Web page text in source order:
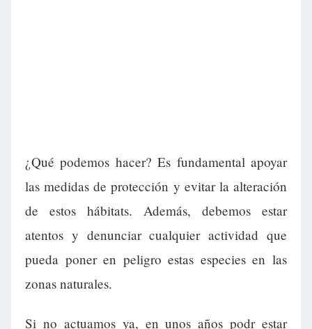
¿Qué podemos hacer? Es fundamental apoyar
las medidas de protección y evitar la alteración
de estos hábitats. Además, debemos estar
atentos y denunciar cualquier actividad que
pueda poner en peligro estas especies en las
zonas naturales.
Si no actuamos ya, en unos años podr estar